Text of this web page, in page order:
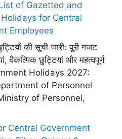
of Gazetted and
for Central
Employees
की सूची जारी: पूरी गजट
वैकल्पिक छुट्टियां और महत्वपूर्ण
Holidays 2027:
of Personnel
of Personnel,
Central Government